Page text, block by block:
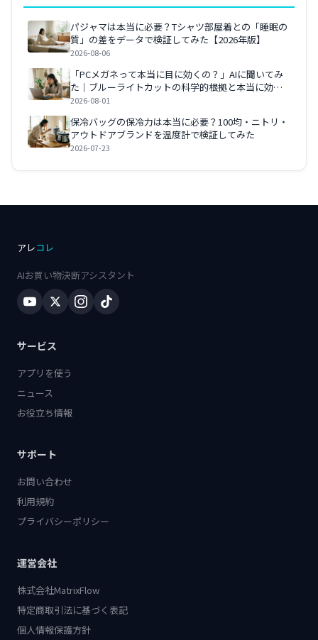
パジャマは本当に必要？Tシャツ部屋着との「睡眠の
質」の差をデータで検証してみた【2026年版】
2026-08-06
「PCメガネって本当に目に効くの？」AIに聞いてみ
た｜ブルーライトカットの科学的根拠と本当に効く
対策【2026年版】
2026-08-01
保冷バッグの保冷力は本当に必要？100均・ニトリ・
アウトドアブランドを温度計で検証してみた
2026-07-23
アレコレ
AIお買い物決断アシスタント
サービス
アプリを使う
ニュース
お役立ち情報
サポート
お問い合わせ
利用規約
プライバシーポリシー
運営会社
株式会社MatrixFlow
特定商取引法に基づく表記
個人情報保護方針